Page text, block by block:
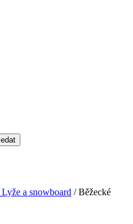
Lyže a snowboard / Běžecké